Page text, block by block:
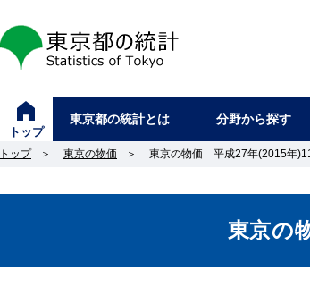
東京都の統計
トップ
東京都の統計とは 分野から探す
トップ ＞ 東京の物価 ＞ 東京の物価 平成27年(2015年
東京の